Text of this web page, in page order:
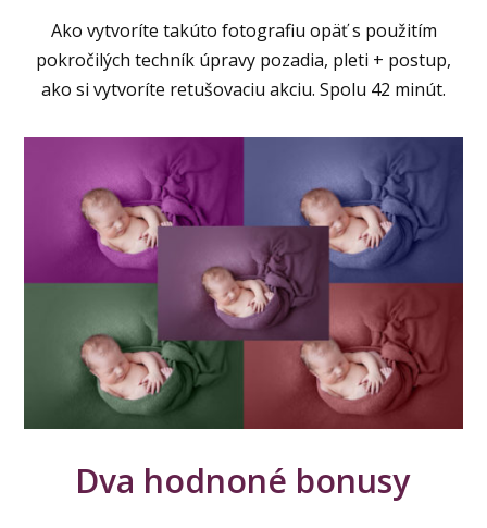
Ako vytvoríte takúto fotografiu opäť s použitím
pokročilých techník úpravy pozadia, pleti + postup,
ako si vytvoríte retušovaciu akciu. Spolu 42 minút.
Dva hodnoné bonusy